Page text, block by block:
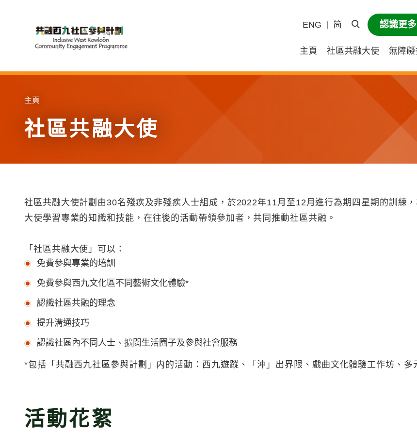
ENG 简 打開頁眉搜尋認識更多
主頁 社區共融大使 無障
主頁
社區共融大使
社區共融大使計劃由30名殘疾及非殘疾人士組成，於2022年11月至12月進行為期四星期的訓練
大使學習專業的知識和技能，在往後的活動帶領參加者，共同推動社區共融。
「社區共融大使」可以：
免費參與專業的培訓
免費參與西九文化區不同藝術文化體驗*
認識社區共融的理念
提升溝通技巧
認識社區內不同人士、擴闊生活圈子及參與社會服務
*包括「共融西九社區參與計劃」内的活動：西九遊蹤、「沖」出界限、戲曲文化體驗工作坊、
活動花絮